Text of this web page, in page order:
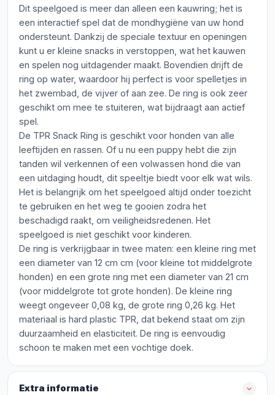
Dit speelgoed is meer dan alleen een kauwring; het is
een interactief spel dat de mondhygiëne van uw hond
ondersteunt. Dankzij de speciale textuur en openingen
kunt u er kleine snacks in verstoppen, wat het kauwen
en spelen nog uitdagender maakt. Bovendien drijft de
ring op water, waardoor hij perfect is voor spelletjes in
het zwembad, de vijver of aan zee. De ring is ook zeer
geschikt om mee te stuiteren, wat bijdraagt aan actief
spel.
De TPR Snack Ring is geschikt voor honden van alle
leeftijden en rassen. Of u nu een puppy hebt die zijn
tanden wil verkennen of een volwassen hond die van
een uitdaging houdt, dit speeltje biedt voor elk wat wils.
Het is belangrijk om het speelgoed altijd onder toezicht
te gebruiken en het weg te gooien zodra het
beschadigd raakt, om veiligheidsredenen. Het
speelgoed is niet geschikt voor kinderen.
De ring is verkrijgbaar in twee maten: een kleine ring met
een diameter van 12 cm cm (voor kleine tot middelgrote
honden) en een grote ring met een diameter van 21 cm
(voor middelgrote tot grote honden). De kleine ring
weegt ongeveer 0,08 kg, de grote ring 0,26 kg. Het
materiaal is hard plastic TPR, dat bekend staat om zijn
duurzaamheid en elasticiteit. De ring is eenvoudig
schoon te maken met een vochtige doek.
Extra informatie